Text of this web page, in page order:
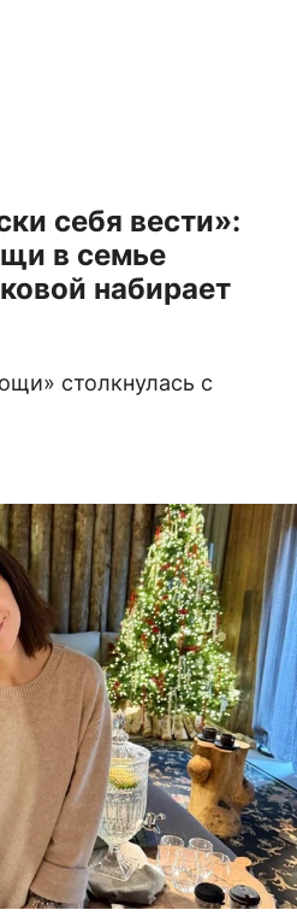
себя вести»:
в семье
набирает
столкнулась с